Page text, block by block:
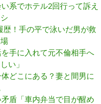
系でホテル2回行って訴え
歴！手の平で泳いだ男が救
手に入れて元不倫相手へ
い」
どこにある？妻と間男に
盾「車内弁当で目が醒め